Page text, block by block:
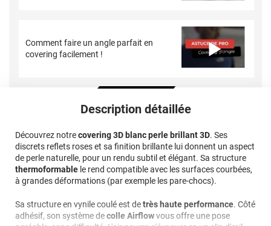
Comment faire un angle parfait en
covering facilement !
Description détaillée
Découvrez notrecovering 3D blanc perle brillant 3D. Ses
discrets reflets roses et sa finition brillante lui donnent un aspect
de perle naturelle, pour un rendu subtil et élégant. Sa structure
thermoformable le rend compatible avec les surfaces courbées,
à grandes déformations (par exemple les pare-chocs)​.
Sa structure en vynile coulé est detrès haute performance. Côté
adhésif, son système decolle Airflowvous offre une pose